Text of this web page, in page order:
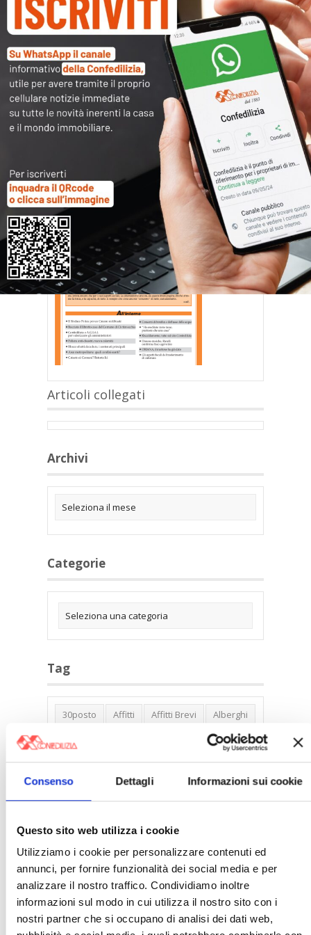
Consenso Dettagli Informazioni sui cookie
Questo sito web utilizza i cookie
Utilizziamo i cookie per personalizzare contenuti ed
annunci, per fornire funzionalità dei social media e per
analizzare il nostro traffico. Condividiamo inoltre
informazioni sul modo in cui utilizza il nostro sito con i
nostri partner che si occupano di analisi dei dati web,
Articoli collegati
Archivi
Categorie
Tag
30posto Affitti Affitti Brevi
Alberghi
Banca Woolwich
Buon Senso
Cambioabitazione
Carenza Alloggi
Case Green
Case Pubbliche
Cedolare Secca
Collabenti
Compravendite Immobiliari
Condominio
Confcommercio
Confedilizia.EU
Detrazioni Edilizie
Dirittiproprietà
Emissioni
Firenze